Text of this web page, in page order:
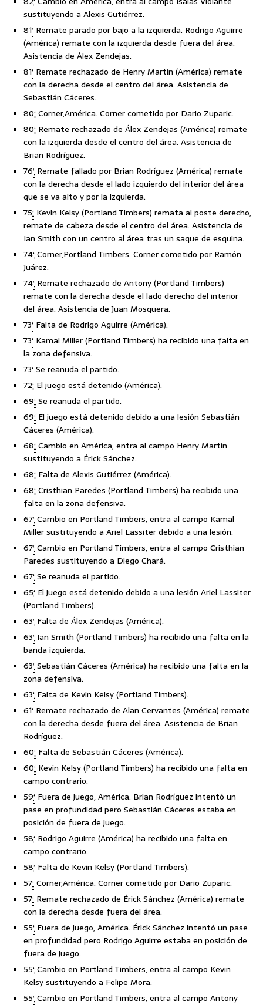
sustituyendo a Alexis Gutiérrez.
81‘ Remate parado por bajo a la izquierda. Rodrigo Aguirre
(América) remate con la izquierda desde fuera del área.
Asistencia de Álex Zendejas.
81‘ Remate rechazado de Henry Martín (América) remate
con la derecha desde el centro del área. Asistencia de
Sebastián Cáceres.
80‘Corner,América. Corner cometido por Dario Zuparic.
80‘ Remate rechazado de Álex Zendejas (América) remate
con la izquierda desde el centro del área. Asistencia de
Brian Rodríguez.
76‘ Remate fallado por Brian Rodríguez (América) remate
con la derecha desde el lado izquierdo del interior del área
que se va alto y por la izquierda.
75‘ Kevin Kelsy (Portland Timbers) remata al poste derecho,
remate de cabeza desde el centro del área. Asistencia de
Ian Smith con un centro al área tras un saque de esquina.
74‘Corner,Portland Timbers. Corner cometido por Ramón
Juárez.
74‘ Remate rechazado de Antony (Portland Timbers)
remate con la derecha desde el lado derecho del interior
del área. Asistencia de Juan Mosquera.
73‘ Falta de Rodrigo Aguirre (América).
73‘ Kamal Miller (Portland Timbers) ha recibido una falta en
la zona defensiva.
73‘Se reanuda el partido.
72‘ El juego está detenido (América).
69‘Se reanuda el partido.
69‘ El juego está detenido debido a una lesión Sebastián
Cáceres (América).
68‘Cambio en América, entra al campo Henry Martín
sustituyendo a Érick Sánchez.
68‘ Falta de Alexis Gutiérrez (América).
68‘Cristhian Paredes (Portland Timbers) ha recibido una
falta en la zona defensiva.
67‘Cambio en Portland Timbers, entra al campo Kamal
Miller sustituyendo a Ariel Lassiter debido a una lesión.
67‘Cambio en Portland Timbers, entra al campo Cristhian
Paredes sustituyendo a Diego Chará.
67‘Se reanuda el partido.
65‘ El juego está detenido debido a una lesión Ariel Lassiter
(Portland Timbers).
63‘ Falta de Álex Zendejas (América).
63‘ Ian Smith (Portland Timbers) ha recibido una falta en la
banda izquierda.
63‘Sebastián Cáceres (América) ha recibido una falta en la
zona defensiva.
63‘ Falta de Kevin Kelsy (Portland Timbers).
61‘ Remate rechazado de Alan Cervantes (América) remate
con la derecha desde fuera del área. Asistencia de Brian
Rodríguez.
60‘ Falta de Sebastián Cáceres (América).
60‘ Kevin Kelsy (Portland Timbers) ha recibido una falta en
campo contrario.
59‘ Fuera de juego, América. Brian Rodríguez intentó un
pase en profundidad pero Sebastián Cáceres estaba en
posición de fuera de juego.
58‘ Rodrigo Aguirre (América) ha recibido una falta en
campo contrario.
58‘ Falta de Kevin Kelsy (Portland Timbers).
57‘Corner,América. Corner cometido por Dario Zuparic.
57‘ Remate rechazado de Érick Sánchez (América) remate
con la derecha desde fuera del área.
55‘ Fuera de juego, América. Érick Sánchez intentó un pase
en profundidad pero Rodrigo Aguirre estaba en posición de
fuera de juego.
55‘Cambio en Portland Timbers, entra al campo Kevin
Kelsy sustituyendo a Felipe Mora.
55‘Cambio en Portland Timbers, entra al campo Antony